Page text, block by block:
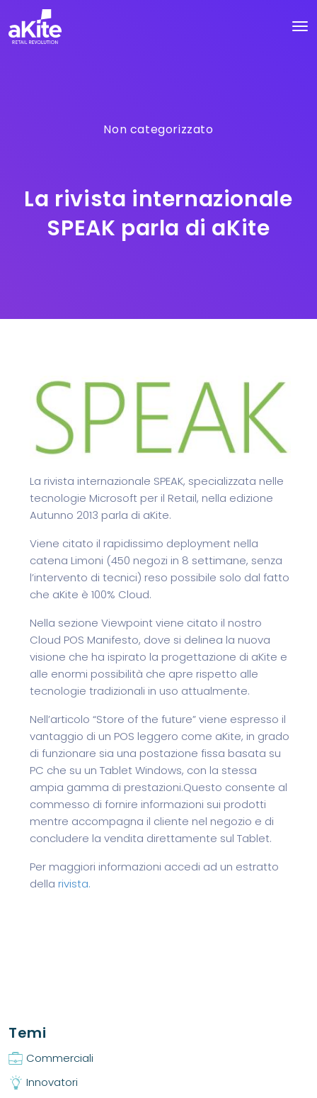
Non categorizzato
La rivista internazionale
SPEAK parla di aKite
La rivista internazionale SPEAK, specializzata nelle
tecnologie Microsoft per il Retail, nella edizione
Autunno 2013 parla di aKite.
Viene citato il rapidissimo deployment nella
catena Limoni (450 negozi in 8 settimane, senza
l’intervento di tecnici) reso possibile solo dal fatto
che aKite è 100% Cloud.
Nella sezione Viewpoint viene citato il nostro
Cloud POS Manifesto, dove si delinea la nuova
visione che ha ispirato la progettazione di aKite e
alle enormi possibilità che apre rispetto alle
tecnologie tradizionali in uso attualmente.
Nell’articolo “Store of the future” viene espresso il
vantaggio di un POS leggero come aKite, in grado
di funzionare sia una postazione fissa basata su
PC che su un Tablet Windows, con la stessa
ampia gamma di prestazioni.Questo consente al
commesso di fornire informazioni sui prodotti
mentre accompagna il cliente nel negozio e di
concludere la vendita direttamente sul Tablet.
Per maggiori informazioni accedi ad un estratto
della rivista.
Temi
Commerciali
Innovatori